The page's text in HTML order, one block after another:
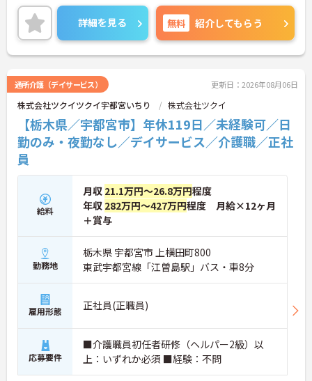
・資格手当の支給や公的資格取得・自己啓発支援制
度を通じて有資格者のさらなるステップアップを後
押しします
・階層別研修や所属先以外の事業所で行う交換研修
サポートしています
詳細を見る 無料 紹介してもらう
通所介護（デイサービス） 更新日：2026年08月06日
株式会社ツクイツクイ宇都宮いちり 株式会社ツクイ
【栃木県／宇都宮市】年休119日／未経験可／日
勤のみ・夜勤なし／デイサービス／介護職／正社
員
給料
月収 21.1万円～26.8万円程度
年収 282万円～427万円程度 月給×12ヶ月
＋賞与
勤務地
栃木県 宇都宮市 上横田町800
東武宇都宮線「江曽島駅」バス・車8分
雇用形態 正社員(正職員)
応募要件
■介護職員初任者研修（ヘルパー2級）以
上：いずれか必須 ■経験：不問